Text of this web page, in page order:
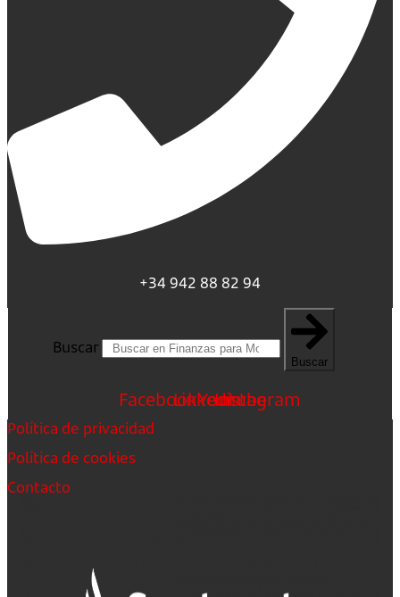
+34 942 88 82 94
Buscar
Buscar
FacebookLinkedin
Youtube
Instagram
Política de privacidad
Política de cookies
Contacto